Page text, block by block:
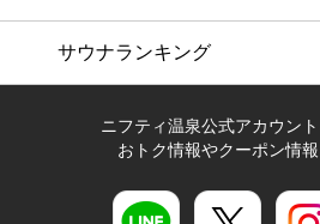
サウナランキング
ニフティ温泉公式アカウン
おトク情報やクーポン情